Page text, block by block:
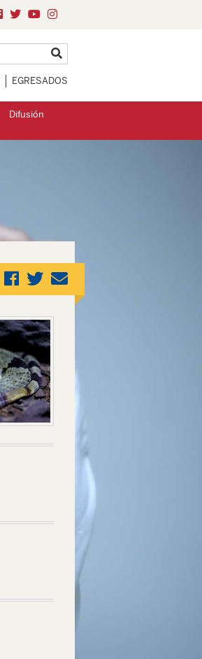
EGRESADOS
Difusión